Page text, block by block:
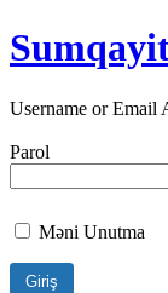
Username or Email
Parol
Məni Unutma